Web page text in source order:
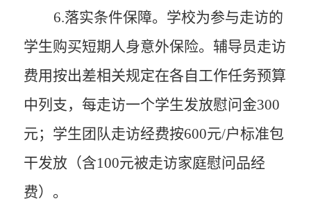
6.落实条件保障。 学校为参与走访的
学生购买短期 人身意外保险。辅导员走访
费用按出差相关规定在各自工作任务预算
中列支，每走访一个学生发放慰问金300
元；学生团队走访经费按600元/户标准包
干发放（含100元被走访家庭慰问品经
费）。